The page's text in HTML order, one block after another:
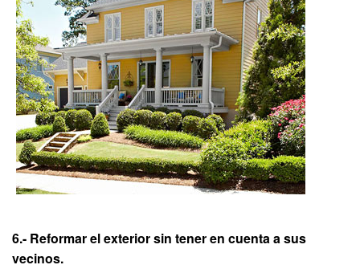
6.- Reformar el exterior sin tener en cuenta a sus
vecinos.